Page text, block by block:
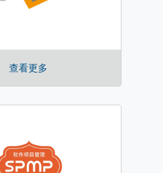
查看更多